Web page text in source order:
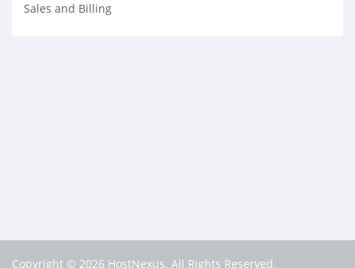
Sales and Billing
Copyright © 2026 HostNexus. All Rights Reserved.